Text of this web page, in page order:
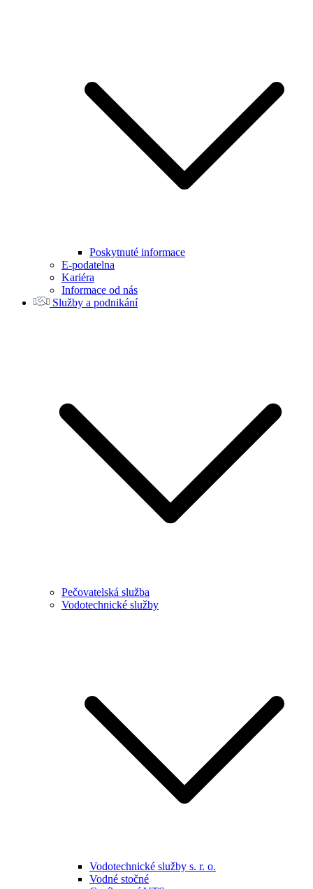
Poskytnuté informace
E-podatelna
Kariéra
Informace od nás
Služby a podnikání
Pečovatelská služba
Vodotechnické služby
Vodotechnické služby s. r. o.
Vodné stočné